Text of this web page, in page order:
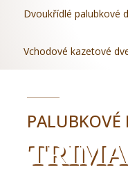
Dvoukřídlé palubkové
Vchodové kazetové
PALUBKOVÉ